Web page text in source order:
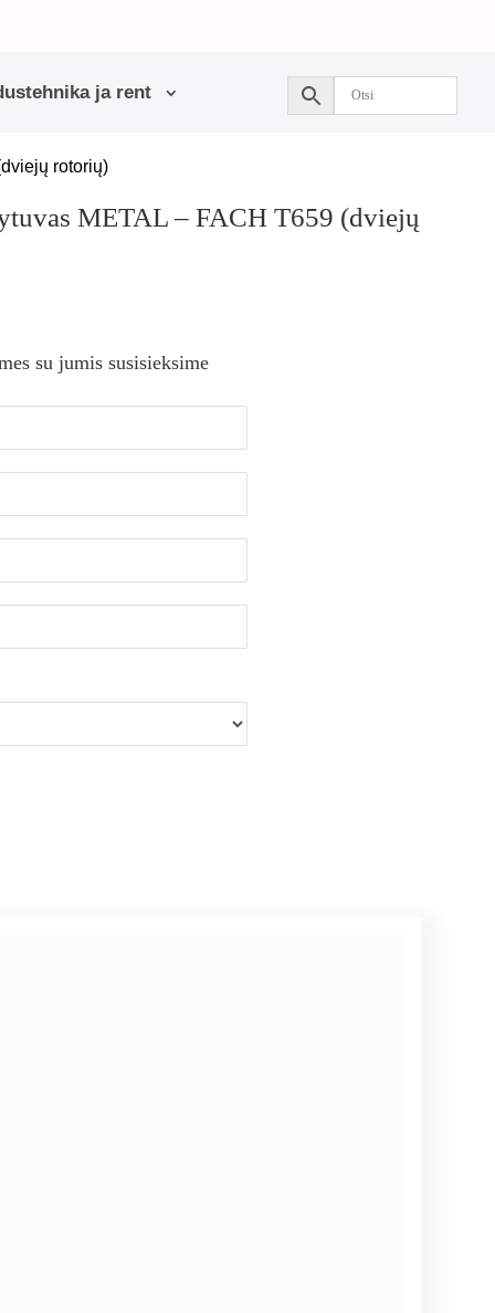
ja rent
rotorių)
METAL – FACH T659 (dviejų
su jumis susisieksime